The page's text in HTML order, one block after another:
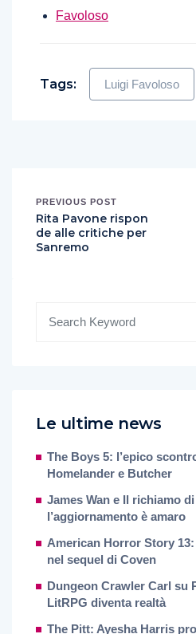
Favoloso
Tags: Luigi Favoloso
PREVIOUS POST
Rita Pavone rispon
de alle critiche per
Sanremo
Le ultime news
The Boys 5: l’epico
Homelander e Butcher
James Wan e Il richiamo
l’aggiornamento è amaro
American Horror Story
nel sequel di Coven
Dungeon Crawler Carl su
LitRPG diventa realtà
The Pitt: Ayesha Harris